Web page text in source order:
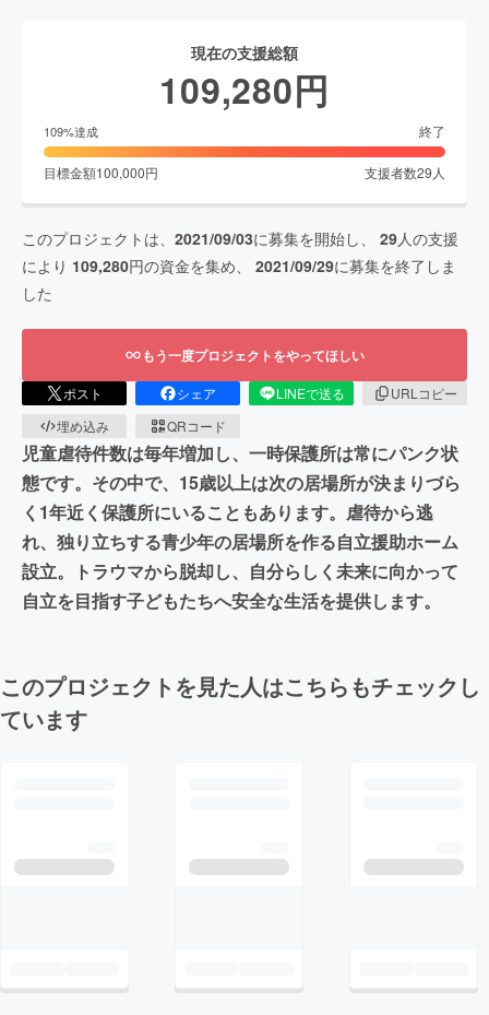
現在の支援総額
109,280円
109%達成 終了
目標金額100,000円 支援者数29人
このプロジェクトは、 2021/09/03に募集を開始し、 29人の支援
により 109,280円の資金を集め、 2021/09/29に募集を終了しま
した
もう一度プロジェクトをやってほしい
ポスト シェア LINEで送る
URLコピー
埋め込み
QRコード
児童虐待件数は毎年増加し、一時保護所は常にパンク状
態です。その中で、15歳以上は次の居場所が決まりづら
く1年近く保護所にいることもあります。虐待から逃
れ、独り立ちする青少年の居場所を作る自立援助ホーム
設立。トラウマから脱却し、自分らしく未来に向かって
自立を目指す子どもたちへ安全な生活を提供します。
このプロジェクトを見た人はこちらもチェックし
ています